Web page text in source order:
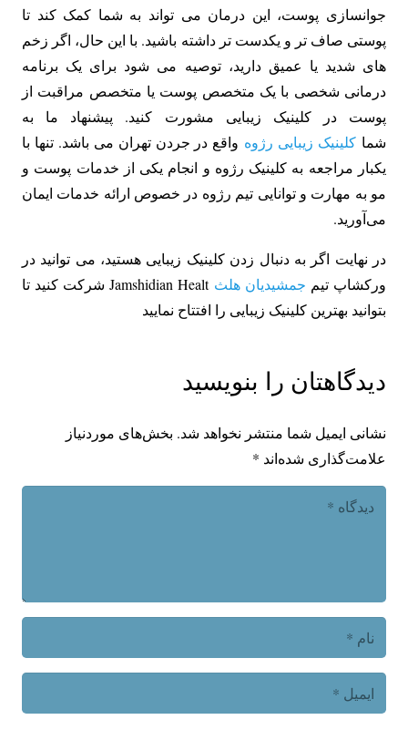
جوانسازی پوست، این درمان می تواند به شما کمک کند تا
پوستی صاف تر و یکدست تر داشته باشید. با این حال، اگر زخم
های شدید یا عمیق دارید، توصیه می شود برای یک برنامه
درمانی شخصی با یک متخصص پوست یا متخصص مراقبت از
پوست در کلینیک زیبایی مشورت کنید. پیشنهاد ما به
شما کلینیک زیبایی رژوه واقع در جردن تهران می باشد. تنها با
یکبار مراجعه به کلینیک رژوه و انجام یکی از خدمات پوست و
مو به مهارت و توانایی تیم رژوه در خصوص ارائه خدمات ایمان
می‌آورید.
در نهایت اگر به دنبال زدن کلینیک زیبایی هستید، می توانید در
ورکشاپ تیم جمشیدیان هلث
Jamshidian Healt شرکت کنید تا
بتوانید بهترین کلینیک زیبایی را افتتاح نمایید
دیدگاهتان را بنویسید
نشانی ایمیل شما منتشر نخواهد شد. بخش‌های موردنیاز
علامت‌گذاری شده‌اند *